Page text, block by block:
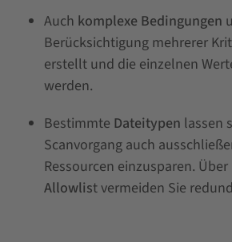
Auch komplexe Bedingungen
Berücksichtigung mehrerer
erstellt und die einzelnen
werden.
Bestimmte Dateitypen lassen
Scanvorgang auch
Ressourcen einzusparen. Über
Allowlist vermeiden Sie